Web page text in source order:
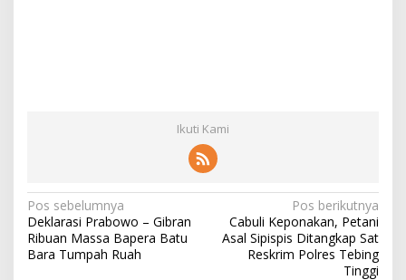
Ikuti Kami
N
a
v
Pos sebelumnya
Deklarasi Prabowo – Gibran
Ribuan Massa Bapera Batu
Bara Tumpah Ruah
Pos berikutnya
Cabuli Keponakan, Petani
Asal Sipispis Ditangkap Sat
Reskrim Polres Tebing
Tinggi